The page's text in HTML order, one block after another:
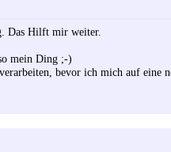
Das Hilft mir weiter.
mein Ding ;-)
bevor ich mich auf eine